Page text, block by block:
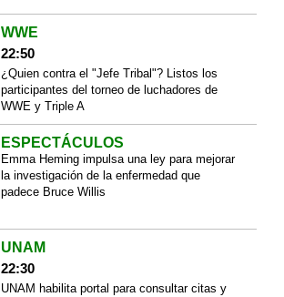
WWE
22:50
¿Quien contra el "Jefe Tribal"? Listos los
participantes del torneo de luchadores de
WWE y Triple A
ESPECTÁCULOS
Emma Heming impulsa una ley para mejorar
la investigación de la enfermedad que
padece Bruce Willis
UNAM
22:30
UNAM habilita portal para consultar citas y